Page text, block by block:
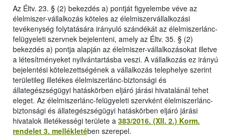
Az Éltv. 23. § (2) bekezdés a) pontját figyelembe véve az
élelmiszer-vállalkozás köteles az élelmiszervállalkozási
tevékenység folytatására irányuló szándékát az élelmiszerlánc-
felügyeleti szervnek bejelenteni, amely az Éltv. 35. § (2)
bekezdés a) pontja alapján az élelmiszer-vállalkozásokat illetve
a létesítményeket nyilvántartásba veszi. A vállalkozás ez irányú
bejelentési kötelezettségének a vállalkozás telephelye szerint
területileg illetékes élelmiszerlánc-biztonsági és
állategészségügyi hatáskörben eljáró járási hivatalánál tehet
eleget. Az élelmiszerlánc-felügyeleti szervként élelmiszerlánc-
biztonsági és állategészségügyi hatáskörben eljáró járási
hivatalok illetékességi területe a 383/2016. (XII. 2.) Korm.
rendelet 3. mellékletében szerepel.